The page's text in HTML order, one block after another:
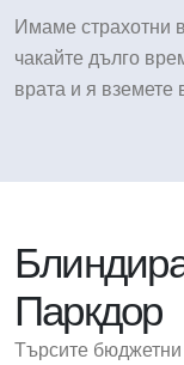
Имаме
чакайте дълго
врата и я вземете
Паркдор
Търсите